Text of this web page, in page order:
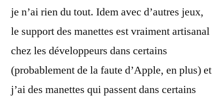
je n’ai rien du tout. Idem avec d’autres jeux,
le support des manettes est vraiment artisanal
chez les développeurs dans certains
(probablement de la faute d’Apple, en plus) et
j’ai des manettes qui passent dans certains